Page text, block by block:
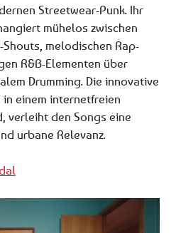
Streetwear-Punk. Ihr
mühelos zwischen
melodischen Rap-
R&B-Elementen über
Drumming. Die innovative
einem internetfreien
verleiht den Songs eine
urbane Relevanz.